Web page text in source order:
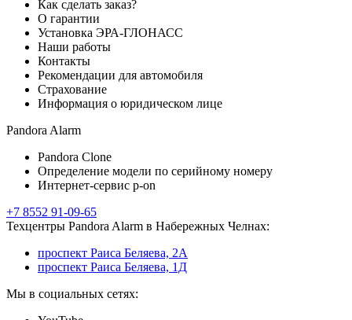
Как сделать заказ?
О гарантии
Установка ЭРА-ГЛОНАСС
Наши работы
Контакты
Рекомендации для автомобиля
Страхование
Информация о юридическом лице
Pandora Alarm
Pandora Clone
Определение модели по серийному номеру
Интернет-сервис p-on
+7 8552 91-09-65
Техцентры Pandora Alarm в Набережных Челнах:
проспект Раиса Беляева, 2А
проспект Раиса Беляева, 1Д
Мы в социальных сетях: